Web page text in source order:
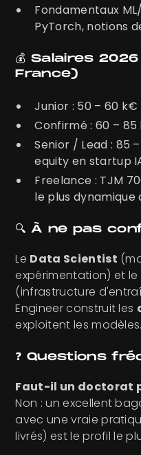
Fondamentaux
PyTorch, notions
💰 Salaires
France)
Junior : 50 – 60 k€
Confirmé : 60 –
Senior / Lead : 85
equity en startup
Freelance : TJM
le plus dynamique
🔍 À ne pas
Le Data Scientist
expérimentation) et le
(infrastructure
Engineer construit les
exploitent les modèles.
❓ Questions
Faut-il un doctorat
Non : un excellent
avec une vraie
livrés) est le profil le